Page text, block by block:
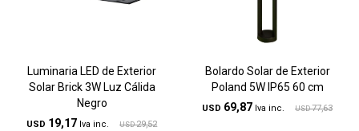
Luminaria LED de Exterior
Solar Brick 3W Luz Cálida
Negro
USD 19,17 USD 29,52
Bolardo Solar de Exterior
Poland 5W IP65 60 cm
USD 69,87 USD 77,63